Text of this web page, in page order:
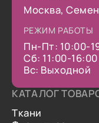
Москва,
РЕЖИМ РАБОТЫ
Пн-Пт: 10:00-
Сб: 11:00-16:00
Вс: Выходной
КАТАЛОГ
Ткани